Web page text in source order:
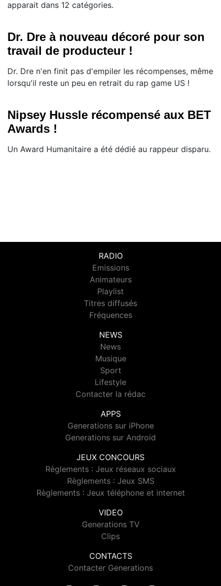
apparait dans 12 catégories.
Dr. Dre à nouveau décoré pour son
travail de producteur !
Dr. Dre n'en finit pas d'empiler les récompenses, même
lorsqu'il reste un peu en retrait du rap game US !
Nipsey Hussle récompensé aux BET
Awards !
Un Award Humanitaire a été dédié au rappeur disparu.
RADIO
Emissions
Animateurs
Playlist
Titres diffusés
Fréquences
NEWS
News
Musique
Sport
Lifestyle
Contacter la rédac
APPS
Generations sur iPhone
Generations sur Android
JEUX CONCOURS
Règlements : Jeux réseaux sociaux
Règlements : Jeux SMS
Règlements : Jeux téléphone et internet
VIDEO
Generations TV
Clips
CONTACTS
Contacter Generations